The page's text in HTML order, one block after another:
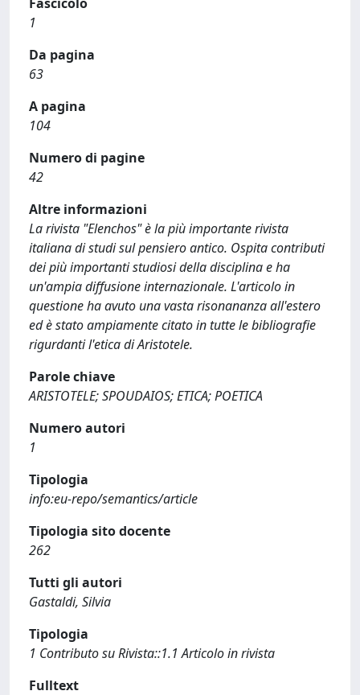
1
Da pagina
63
A pagina
104
Numero di pagine
42
Altre informazioni
La rivista "Elenchos" è la più importante rivista
italiana di studi sul pensiero antico. Ospita contributi
dei più importanti studiosi della disciplina e ha
un'ampia diffusione internazionale. L'articolo in
questione ha avuto una vasta risonananza all'estero
ed è stato ampiamente citato in tutte le bibliografie
rigurdanti l'etica di Aristotele.
Parole chiave
ARISTOTELE; SPOUDAIOS; ETICA; POETICA
Numero autori
1
Tipologia
info:eu-repo/semantics/article
Tipologia sito docente
262
Tutti gli autori
Gastaldi, Silvia
Tipologia
1 Contributo su Rivista::1.1 Articolo in rivista
Fulltext